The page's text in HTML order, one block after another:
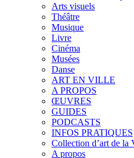
Arts visuels
Théâtre
Musique
Livre
Cinéma
Musées
Danse
ART EN VILLE
A PROPOS
ŒUVRES
GUIDES
PODCASTS
INFOS PRATIQUES
Collection d’art de la
A propos